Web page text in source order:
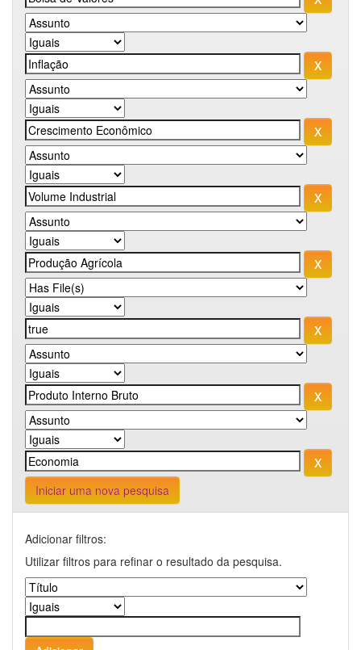
Iniciar uma nova pesquisa
Adicionar filtros:
Utilizar filtros para refinar o resultado da pesquisa.